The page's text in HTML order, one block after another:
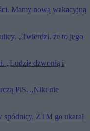
Mamy nową wakacyjną
„Twierdzi, że to jego
„Ludzie dzwonią i
PiS. „Nikt nie
spódnicy. ZTM go ukarał